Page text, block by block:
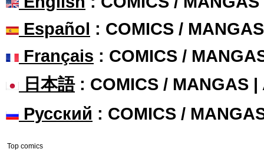
Español : COMICS /
Français : COMICS /
日本語: COMICS / MANGAS |
Русский : COMICS /
Top comics